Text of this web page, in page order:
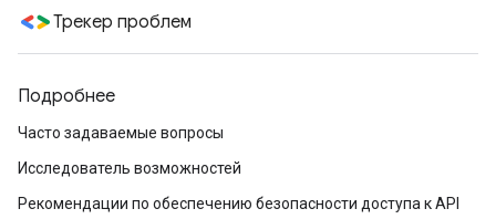
Трекер проблем
Подробнее
Часто задаваемые вопросы
Исследователь возможностей
Рекомендации по обеспечению безопасности доступа к API